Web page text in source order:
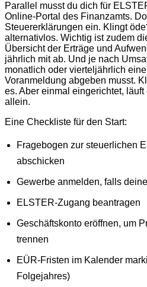
Parallel musst du dich für
Online-Portal des Finanzamts.
Steuererklärungen ein. Klingt
alternativlos. Wichtig ist zudem
Übersicht der Erträge und
jährlich mit ab. Und je nach
monatlich oder vierteljährlich
Voranmeldung abgeben musst.
es. Aber einmal eingerichtet,
allein.
Eine Checkliste für den Start:
Fragebogen zur steuerlichen
abschicken
Gewerbe anmelden, falls
ELSTER-Zugang beantragen
Geschäftskonto eröffnen, um
trennen
EÜR-Fristen im Kalender
Folgejahres)